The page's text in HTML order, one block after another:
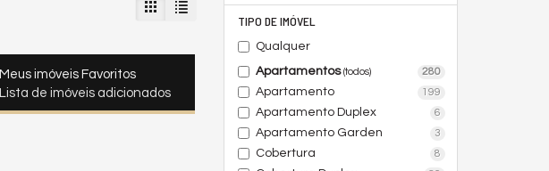
TIPO DE IMÓVEL
Qualquer
Apartamentos(todos) 280
Apartamento 199
Apartamento Duplex 6
Apartamento Garden 3
Cobertura 8
Meus imóveis Favoritos
Lista de imóveis adicionados